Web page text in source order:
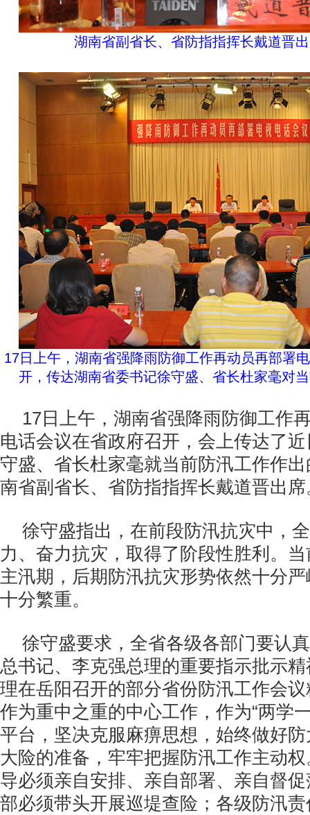
湖南省副省长、省防指指挥长戴道晋
17日上午，湖南省强降雨防御工作再动员再部署
开，传达湖南省委书记徐守盛、省长杜家毫对
17日上午，湖南省强降雨防御工作
电话会议在省政府召开，会上传达了
守盛、省长杜家毫就当前防汛工作作
南省副省长、省防指指挥长戴道晋出席
徐守盛指出，在前段防汛抗灾中，
力、奋力抗灾，取得了阶段性胜利。
主汛期，后期防汛抗灾形势依然十分
十分繁重。
徐守盛要求，全省各级各部门要认
总书记、李克强总理的重要指示批示
理在岳阳召开的部分省份防汛工作会
作为重中之重的中心工作，作为“两学
平台，坚决克服麻痹思想，始终做好
大险的准备，牢牢把握防汛工作主动
导必须亲自安排、亲自部署、亲自督
部必须带头开展巡堤查险；各级防汛